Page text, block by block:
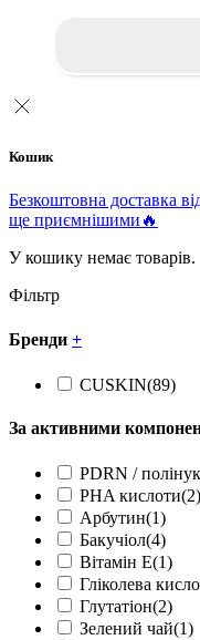
Кошик
Безкоштовна доставка
ще приємнішими🔥
У кошику немає товарів.
Фільтр
Бренди +
CUSKIN(89)
За активними
PDRN /
PHA кислоти(2)
Арбутин(1)
Бакучіол(4)
Вітамін Е(1)
Гліколева
Глутатіон(2)
Зелений чай(1)